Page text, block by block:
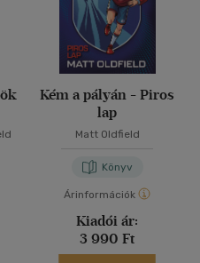
Kém a pályán - Piros
lap
Matt Oldfield
Könyv
Árinformációk
Kiadói ár:
3 990 Ft